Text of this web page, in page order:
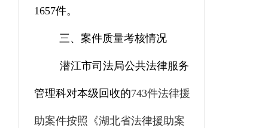
1657件。
三、案件质量考核情况
潜江市司法局公共法律服务
管理科对本级回收的743件法律援
助案件按照《湖北省法律援助案